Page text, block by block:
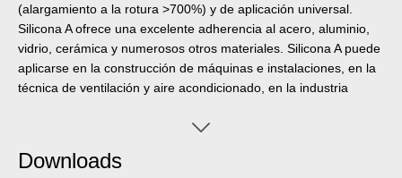
(alargamiento a la rotura >700%) y de aplicación universal.
Silicona A ofrece una excelente adherencia al acero, aluminio,
vidrio, cerámica y numerosos otros materiales. Silicona A puede
aplicarse en la construcción de máquinas e instalaciones, en la
técnica de ventilación y aire acondicionado, en la industria
feriales y almacenes y en una gran cantidad de otros campos
Downloads